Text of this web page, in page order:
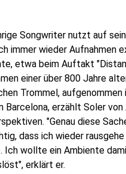
Songwriter nutzt auf
immer wieder Aufnahmen
etwa beim Auftakt
einer über 800 Jahre
Trommel, aufgenommen
Barcelona, erzählt Soler
"Genau diese
dass ich wieder rausgehe
Ich wollte ein Ambiente
erklärt er.